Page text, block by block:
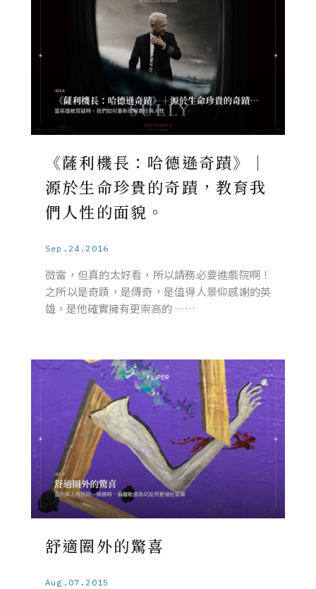
《薩利機長：哈德遜奇蹟》｜
源於生命珍貴的奇蹟，教育我
們人性的面貌。
Sep.24.2016
微雷，但真的太好看，所以請務必要進戲院啊！
之所以是奇蹟，是傳奇，是值得人景仰感謝的英
雄，是他確實擁有更崇高的 ……
舒適圈外的驚喜
Aug.07.2015